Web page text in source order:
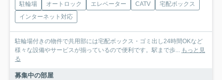
駐輪場 オートロック エレベーター CATV
宅配ボックス
インターネット対応
駐輪場付きの物件で共用部には宅配ボックス・ゴミ出し24時間OKなど
様々な設備やサービスが揃っているので便利です。駅まで歩... もっと見
る
募集中の部屋